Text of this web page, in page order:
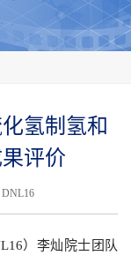
氢制氢和
评价
）李灿院士团队